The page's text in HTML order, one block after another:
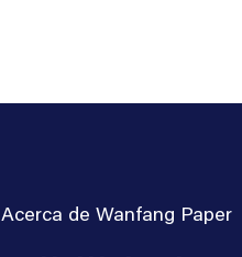
Acerca de Wanfang Paper